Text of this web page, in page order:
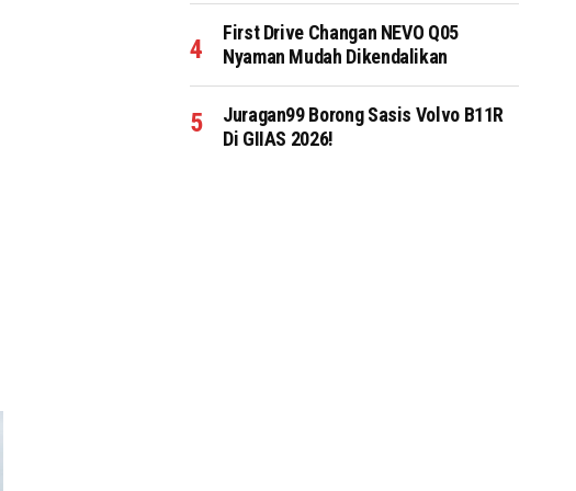
First Drive Changan NEVO Q05
Nyaman Mudah Dikendalikan
Juragan99 Borong Sasis Volvo B11R
Di GIIAS 2026!